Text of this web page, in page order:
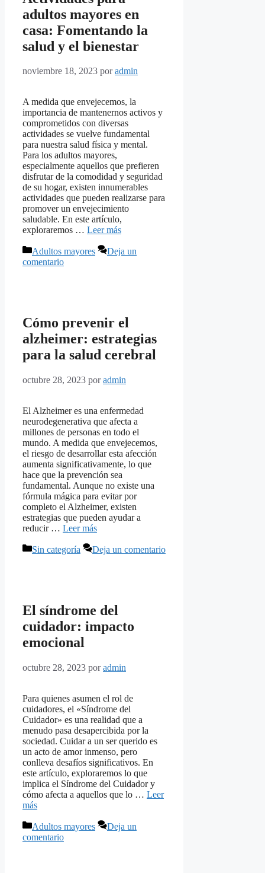
adultos mayores en
casa: Fomentando la
salud y el bienestar
noviembre 18, 2023 poradmin
A medida que envejecemos, la
importancia de mantenernos activos y
comprometidos con diversas
actividades se vuelve fundamental
para nuestra salud física y mental.
Para los adultos mayores,
especialmente aquellos que prefieren
disfrutar de la comodidad y seguridad
de su hogar, existen innumerables
actividades que pueden realizarse para
promover un envejecimiento
saludable. En este artículo,
exploraremos … Leer más
Categorías
Adultos mayores
Deja un
comentario
Cómo prevenir el
alzheimer: estrategias
para la salud cerebral
octubre 28, 2023 poradmin
El Alzheimer es una enfermedad
neurodegenerativa que afecta a
millones de personas en todo el
mundo. A medida que envejecemos,
el riesgo de desarrollar esta afección
aumenta significativamente, lo que
hace que la prevención sea
fundamental. Aunque no existe una
fórmula mágica para evitar por
completo el Alzheimer, existen
estrategias que pueden ayudar a
reducir … Leer más
Categorías
Sin categoría Deja un comentario
El síndrome del
cuidador: impacto
emocional
octubre 28, 2023 poradmin
Para quienes asumen el rol de
cuidadores, el «Síndrome del
Cuidador» es una realidad que a
menudo pasa desapercibida por la
sociedad. Cuidar a un ser querido es
un acto de amor inmenso, pero
conlleva desafíos significativos. En
este artículo, exploraremos lo que
implica el Síndrome del Cuidador y
cómo afecta a aquellos que lo … Leer
más
Categorías
Adultos mayores
Deja un
comentario